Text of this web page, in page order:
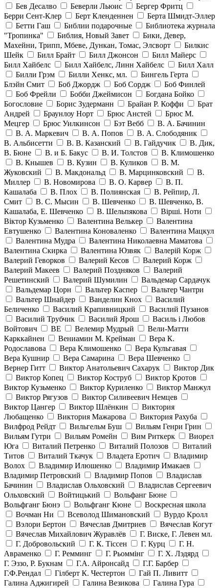
Бев Десалво
Беверли Льюис
Бергер Фритц
Берри Сент-Клер
Берт Кленденнен
Берта Шмидт-Эллер
Бетти Гаш
Библии подарочные
Библиотека журнала
"Тропинка"
Библия, Новый Завет
Бики, Девер,
Махейни, Трипп, Мбеве, Дункан, Томас, Элсворт
Билкис
Шейк
Билл Брайт Билл Джонсон
Билл Майерс
Билл Хайбелс
Билл Хайбелс, Линн Хайбелс
Билл Халл
Билли Грэм
Билли Хенкс, мл.
Бингель Герта
Блэйн Смит
Боб Джордж Боб Сордж
Боб Финлей
Боб Фрейли
Бобби Джеймисон
Богдана Бойко
Богословие
Борис Зудерманн Брайан Р. Коффи
Брат
Андрей
Браунлоу Норт Брюс Анстей
Брюс М.
Мецгер
Брюс Уилкинсон Бэт Вебб
В. А. Бачинин
В. А. Маркевич
В. А. Попов
В. А. Слободяник
В. Альбисетти
В. В. Казанский В. Гайдучик
В. Дик,
В. Бюне
В. и Б. Бакус В. И. Толстов
В. Климошенко
В. Кнышев
В. Кузин В. Куликов
В. М.
Жуковский
В. Макдональд В. Марцинковский
В.
Миллер
В. Новомирова В. О. Карвер
В. П.
Кашалаба
В. Плох В. Полиянская
В. Рейпир, Л.
Смит
В. С. Мысин В. Шевченко
В. Шевченко, В.
Кашалаба, Е. Шевченко
В. Шельпякова
Вiршi. Ноти
Віктор Кузьменко
Валентина Велькер
Валентина
Евтушенко
Валентина Коноваленко
Валентина Мацкул
Валентина Мудра
Валентина Николаевна Маматова
Валентина Скирка
Валентина Юзвяк
Валерій Корж
Валерий Геворков
Валерий Кесов
Валерий Корж
Валерий Макеев
Валерий Поздняков
Валерий
Решетинский
Валерий Шумилин
Вальдемар Сардачук
Вальдемар Цорн
Вальтер Каспер
Вальтер Чантри
Вальтер Шнайдер
Ванделин Кнох
Василий
Беличенко
Василий Крапивницкий
Василий Пузанов
Василий Трубчик
Василий Ярош
Василь і Любов
Войтович
ВЕ Велемир Мудрый
Вели-Матти
Карккайнен
Вениамин М. Крейман
Вера К.
Родославова
Вера Климошенко
Вера Кульгавая
Вера Кушнир
Вера Самарина
Вера Шевченко
Вернер Гитт
Виктор Анатольевич Сахарук
Виктор Дик
Виктор Копец
Виктор Коструб
Виктор Кротов
Виктор Кузьменко
Виктор Куриленко
Виктор Манжул
Виктор Рягузов
Виктор Силивеевич Немцев
Виктор Цангер
Виктор Шлёнкин
Виктория
Любащенко
Виктория Мажарова
Виктория Рахуба
Вилфрод Рейдт
Вильгельм Буш
Вильям Генри Грин
Вильям Гутри
Вильям Ромейн Вим Риткерк
Виорел
Юга
Виталий Петренко Виталий Полозов
Виталий
Титов
Виталий Ткачук Владета Еротич
Владимир
Волох
Владимир Илюшенко
Владимир Имакаев
Владимир Петровский
Владимир Попов
Владислав
Бачинин
Владислав Ольховский
Владислав Сергеевич
Ольховский
Войтицький
Вольфанг Бюне
Вольфганг Бюнэ
Вольфганг Кюне
Воскресная школа
Вочман Ни
Всеволод Шимановский
Вурдо Кролл
Вэлори Бертон
Вячеслав Дмитриев
Вячеслав Когут
Вячеслав Михайлович Журавлёв
Г. Виске, Г. Левен мл.
Г. Добровольский
Г. К. Тiссен Г. Курц
Г. Н.
Авраменко
Г. Ремминг Г. Рьоммінг
Г. Х. Лэдярд
Г. Эззо, Р. Букнам
Г.А. Айронсайд
Г.Г. Барбер
Г.Ф.Рендал
Гілберт К. Честертон
Гай П. Ливитт
Галина Аджигирей
Галина Везикова
Галина Гура